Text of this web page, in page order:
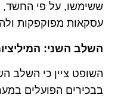
ששימשו, על פי
עסקאות מפוקפקות
השלב השני:
השופט ציין כי השלב
בבכירים הפועלים